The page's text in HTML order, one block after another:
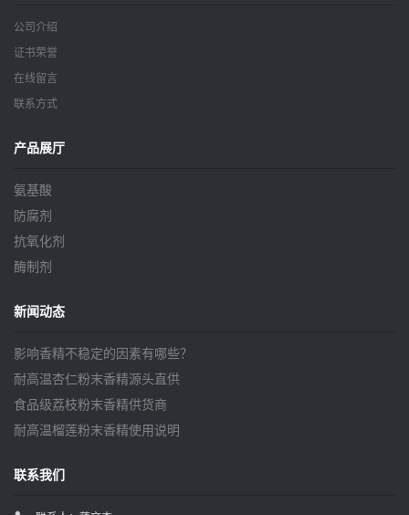
公司介绍
证书荣誉
在线留言
联系方式
产品展厅
氨基酸
防腐剂
抗氧化剂
酶制剂
新闻动态
影响香精不稳定的因素有哪些？
耐高温杏仁粉末香精源头直供
食品级荔枝粉末香精供货商
耐高温榴莲粉末香精使用说明
联系我们